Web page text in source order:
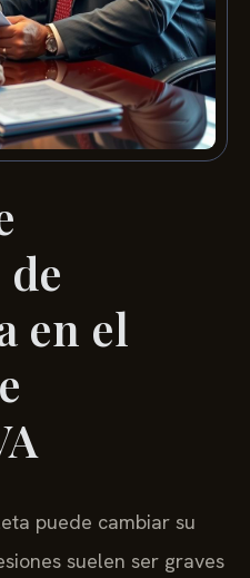
en el
puede cambiar su
suelen ser graves